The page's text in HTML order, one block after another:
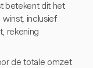
betekent dit het
inclusief
rekening
de totale omzet